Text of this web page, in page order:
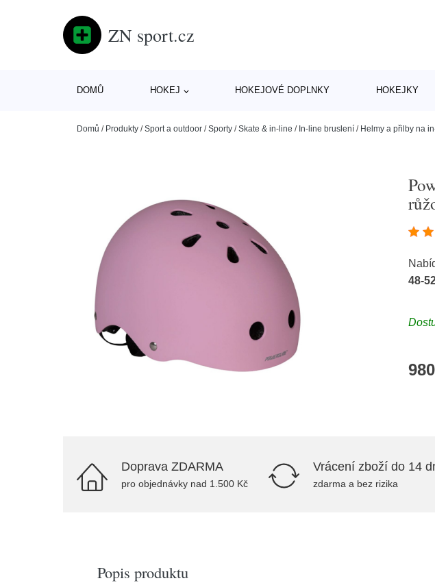
ZN sport.cz
DOMŮ HOKEJ HOKEJOVÉ DOPLNKY HOKEJKY
Domů / Produkty /Sport a outdoor /Sporty /Skate & in-line / In-line bruslení / Helmy a přilby na
48-
Doprava ZDARMA
pro objednávky nad 1.500 Kč
Vrácení zboží do 14
zdarma a bez rizika
Popis produktu